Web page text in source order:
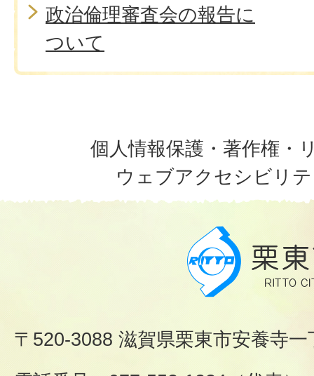
政治倫理審査会の報告に
ついて
個人情報保護・著作権・
ウェブアクセシビリ
〒520-3088 滋賀県栗東市安養寺